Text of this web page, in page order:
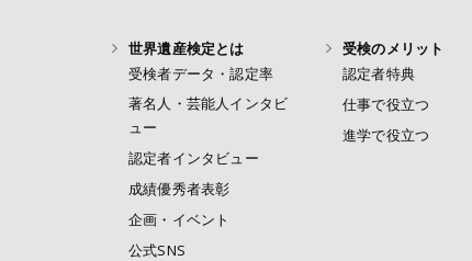
世界遺産検定とは
受検者データ・認定率
著名人・芸能人インタビ
ュー
認定者インタビュー
成績優秀者表彰
企画・イベント
公式SNS
受検のメリット
認定者特典
仕事で役立つ
進学で役立つ